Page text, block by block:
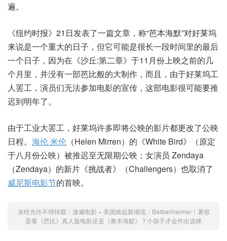
遍。
《纽约时报》21日发表了一篇文章，称“芭本海默”对好莱坞
来说是一个重大的日子，但它可能是很长一段时间里的最后
一个日子，因为在《沙丘:第二章》于11月份上映之前的几
个月里，并没有一部芭比般的大制作，而且，由于好莱坞工
人罢工，演员们无法参加电影的宣传，这部电影很可能要推
迟到明年了。
由于工业大罢工，好莱坞许多即将公映的影片都更改了公映
日程。 海伦·米伦 （Helen Mirren）的《White Bird》（原定
于八月份公映）被推迟至无限期公映；女演员 Zendaya
（Zendaya）的新片《挑战者》（Challengers）也取消了
威尼斯电影节的首映。
未经允许不得转载： 漫威电影 » 美国掀起新潮流：Barbenheimer！暑假
是看《芭比》真人版电影还是《奥本海默》？小孩子才会作出选择